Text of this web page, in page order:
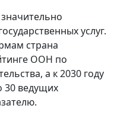
услуг.
страна
ООН по
а к 2030 году
30 ведущих